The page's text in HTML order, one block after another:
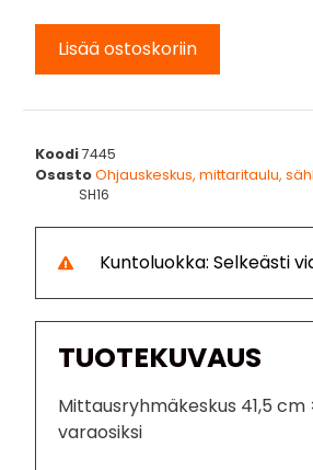
Lisää ostoskoriin
Koodi7445
OsastoOhjauskeskus, mittaritaulu,
SH16
Kuntoluokka: Selkeästi
TUOTEKUVAUS
Mittausryhmäkeskus 41,5 cm
varaosiksi